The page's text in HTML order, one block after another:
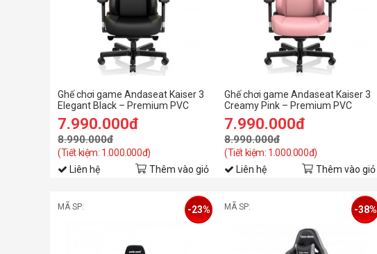
Ghế chơi game Andaseat Kaiser 3
Elegant Black – Premium PVC
Leather - L
7.990.000đ
8.990.000đ
(Tiết kiệm: 1.000.000đ)
Liên hệ Thêm vào giỏ
Ghế chơi game Andaseat Kaiser 3
Creamy Pink – Premium PVC
Leather - L
7.990.000đ
8.990.000đ
(Tiết kiệm: 1.000.000đ)
Liên hệ Thêm vào giỏ
MÃ SP: -23% MÃ SP: -38%